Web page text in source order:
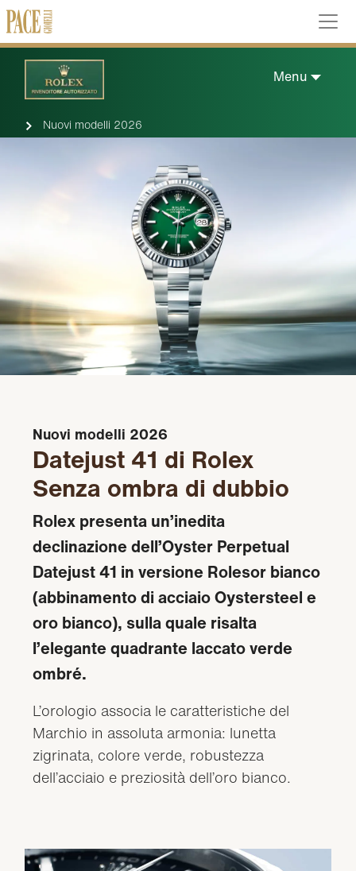
Menu
Nuovi modelli 2026
Nuovi modelli 2026
Datejust 41 di Rolex
Senza ombra di dubbio
Rolex presenta un’inedita
declinazione dell’Oyster Perpetual
Datejust 41 in versione Rolesor bianco
(abbinamento di acciaio Oystersteel e
oro bianco), sulla quale risalta
l’elegante quadrante laccato verde
ombré.
L’orologio associa le caratteristiche del
Marchio in assoluta armonia: lunetta
zigrinata, colore verde, robustezza
dell’acciaio e preziosità dell’oro bianco.